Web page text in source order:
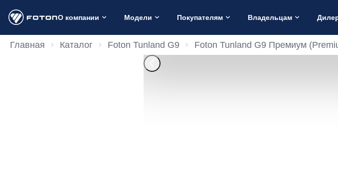
О компании Модели Покупателям Владельцам
Главная Каталог Foton Tunland G9 Foton Tunland G9 Премиум